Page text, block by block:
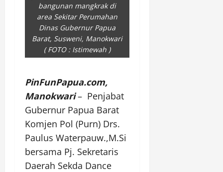
bangunan mangkrak di
area Sekitar Perumahan
Dinas Gubernur Papua
Barat, Susweni, Manokwari
( FOTO : Istimewah )
PinFunPapua.com,
Manokwari– Penjabat
Gubernur Papua Barat
Komjen Pol (Purn) Drs.
Paulus Waterpauw.,M.Si
bersama Pj. Sekretaris
Daerah Sekda Dance